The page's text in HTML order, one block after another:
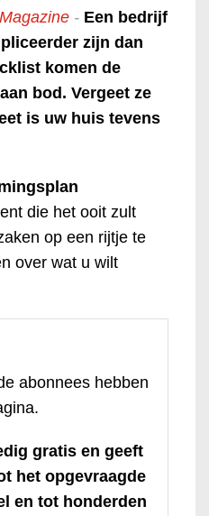
- Een bedrijf
zijn dan
komen de
bod. Vergeet ze
is uw huis tevens
die het ooit zult
op een rijtje te
over wat u wilt
abonnees hebben
gratis en geeft
het opgevraagde
en tot honderden